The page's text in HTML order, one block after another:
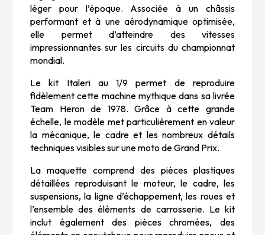
léger pour l’époque. Associée à un châssis
performant et à une aérodynamique optimisée,
elle permet d’atteindre des vitesses
impressionnantes sur les circuits du championnat
mondial.
Le kit Italeri au 1/9 permet de reproduire
fidèlement cette machine mythique dans sa livrée
Team Heron de 1978. Grâce à cette grande
échelle, le modèle met particulièrement en valeur
la mécanique, le cadre et les nombreux détails
techniques visibles sur une moto de Grand Prix.
La maquette comprend des pièces plastiques
détaillées reproduisant le moteur, le cadre, les
suspensions, la ligne d’échappement, les roues et
l’ensemble des éléments de carrosserie. Le kit
inclut également des pièces chromées, des